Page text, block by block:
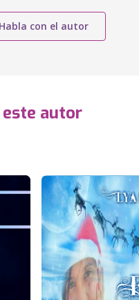
Habla con el autor
este autor